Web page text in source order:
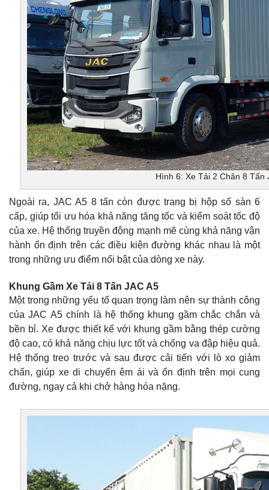
Hình 6: Xe Tải 2 Chân 8 Tấn
Ngoài ra, JAC A5 8 tấn còn được trang bị hộp số sàn 6
cấp, giúp tối ưu hóa khả năng tăng tốc và kiểm soát tốc độ
của xe. Hệ thống truyền động mạnh mẽ cùng khả năng vận
hành ổn định trên các điều kiện đường khác nhau là một
trong những ưu điểm nổi bật của dòng xe này.
Khung Gầm Xe Tải 8 Tấn JAC A5
Một trong những yếu tố quan trọng làm nên sự thành công
của JAC A5 chính là hệ thống khung gầm chắc chắn và
bền bỉ. Xe được thiết kế với khung gầm bằng thép cường
độ cao, có khả năng chịu lực tốt và chống va đập hiệu quả.
Hệ thống treo trước và sau được cải tiến với lò xo giảm
chấn, giúp xe di chuyển êm ái và ổn định trên mọi cung
đường, ngay cả khi chở hàng hóa nặng.